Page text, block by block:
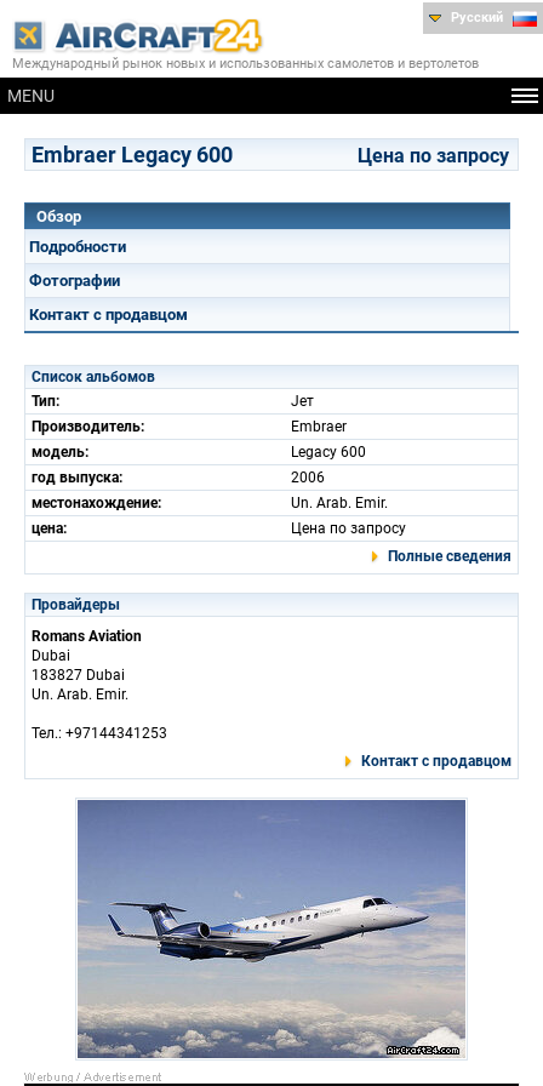
Международный рынок новых и использованных самолетов и вертолетов
MENU
Русский
Embraer Legacy 600 Цена по запросу
Обзор
Подробности
Фотографии
Контакт с продавцом
Список альбомов
Тип:
Jет
Производитель:
Embraer
модель:
Legacy 600
год выпуска:
2006
местонахождение:
Un. Arab. Emir.
цена:
Цена по запросу
Полные сведения
Провайдеры
Romans Aviation
Dubai
183827 Dubai
Un. Arab. Emir.
Тел.: +97144341253
Контакт с продавцом